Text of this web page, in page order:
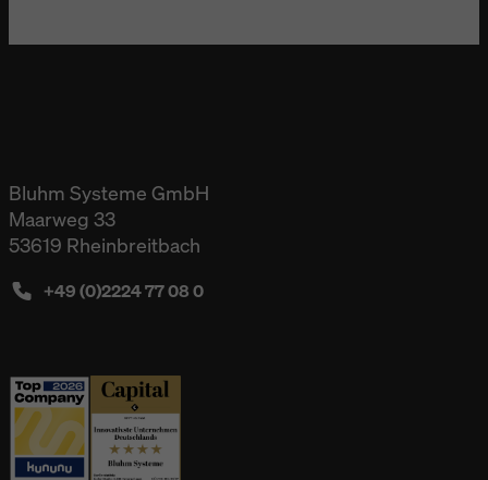
Bluhm Systeme GmbH
Maarweg 33
53619 Rheinbreitbach
+49 (0)2224 77 08 0